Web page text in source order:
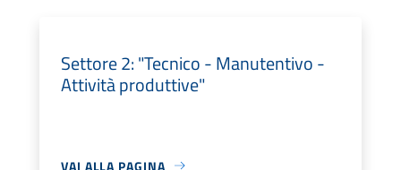
Settore 2: "Tecnico - Manutentivo -
Attività produttive"
VAI ALLA PAGINA